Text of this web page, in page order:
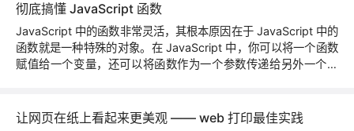
Resize Observer API
Pointer Lock API
彻底搞懂 JavaScript 函数
JavaScript 中的函数非常灵活，其根本原因在于 JavaScript 中的
函数就是一种特殊的对象。在 JavaScript 中，你可以将一个函数
赋值给一个变量，还可以将函数作为一个参数传递给另外一个函
让网页在纸上看起来更美观 —— web 打印最佳实践